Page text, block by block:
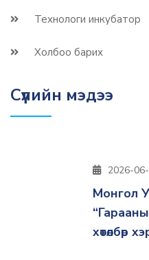
Технологи инкубатор
Холбоо барих
Сүүлийн мэдээ
2026-
Монгол
хөтөлбөр